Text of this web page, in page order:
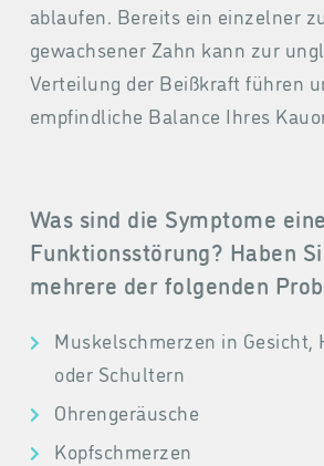
ablaufen. Bereits ein einzelner
gewachsener Zahn kann zur
Verteilung der Beißkraft führen
empfindliche Balance Ihres
Was sind die Symptome
Funktionsstörung? Haben
mehrere der folgenden
Muskelschmerzen in Gesicht,
oder Schultern
Ohrengeräusche
Kopfschmerzen